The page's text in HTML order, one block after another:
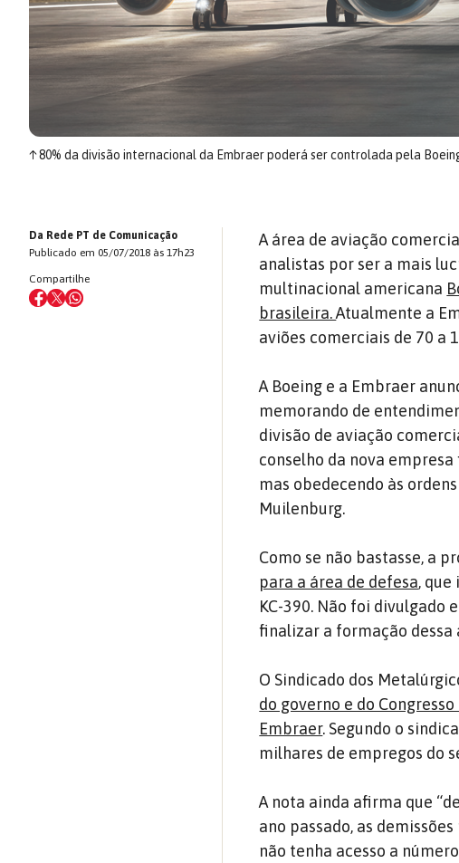
↑80% da divisão internacional da Embraer poderá ser controlada pela
Da Rede PT de Comunicação
Publicado em 05/07/2018 às 17h23
Compartilhe
A área de aviação
analistas por ser a mais
multinacional americana
brasileira.Atualmente a
aviões comerciais de 70 a
A Boeing e a Embraer
memorando de
divisão de aviação
conselho da nova
mas obedecendo às
Muilenburg.
Como se não bastasse, a
para a área de defesa,
KC-390. Não foi divulgado
finalizar a formação dessa
O Sindicado dos
do governo e do
Embraer. Segundo o
milhares de empregos do
A nota ainda afirma que
ano passado, as
não tenha acesso a